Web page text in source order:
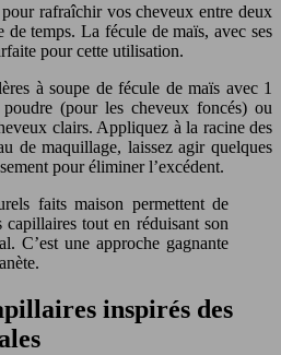
rafraîchir vos cheveux entre deux
de temps. La fécule de maïs, avec ses
pour cette utilisation.
à soupe de fécule de maïs avec 1
(pour les cheveux foncés) ou
clairs. Appliquez à la racine des
de maquillage, laissez agir quelques
pour éliminer l’excédent.
faits maison permettent de
capillaires tout en réduisant son
C’est une approche gagnante
inspirés des